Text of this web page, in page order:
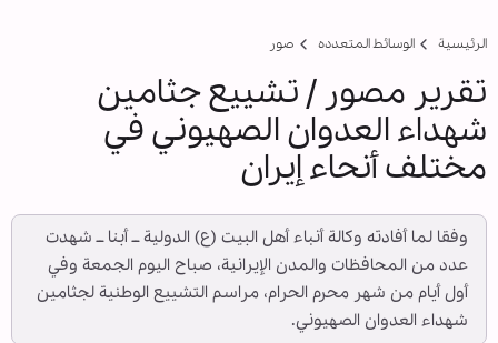
الرئيسية الوسائط المتعدده صور
تقرير مصور / تشييع جثامین
شهداء العدوان الصهيوني في
مختلف أنحاء إيران
وفقا لما أفادته وكالة أنباء أهل البيت (ع) الدولية ــ أبنا ــ شهدت
عدد من المحافظات والمدن الإيرانية، صباح اليوم الجمعة وفي
أول أيام من شهر محرم الحرام، مراسم التشييع الوطنية لجثامين
شهداء العدوان الصهيوني.